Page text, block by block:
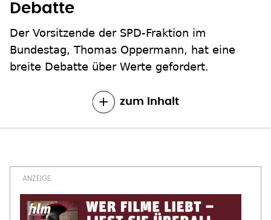
Debatte
Der Vorsitzende der SPD-Fraktion im
Bundestag, Thomas Oppermann, hat eine
breite Debatte über Werte gefordert.
zum Inhalt